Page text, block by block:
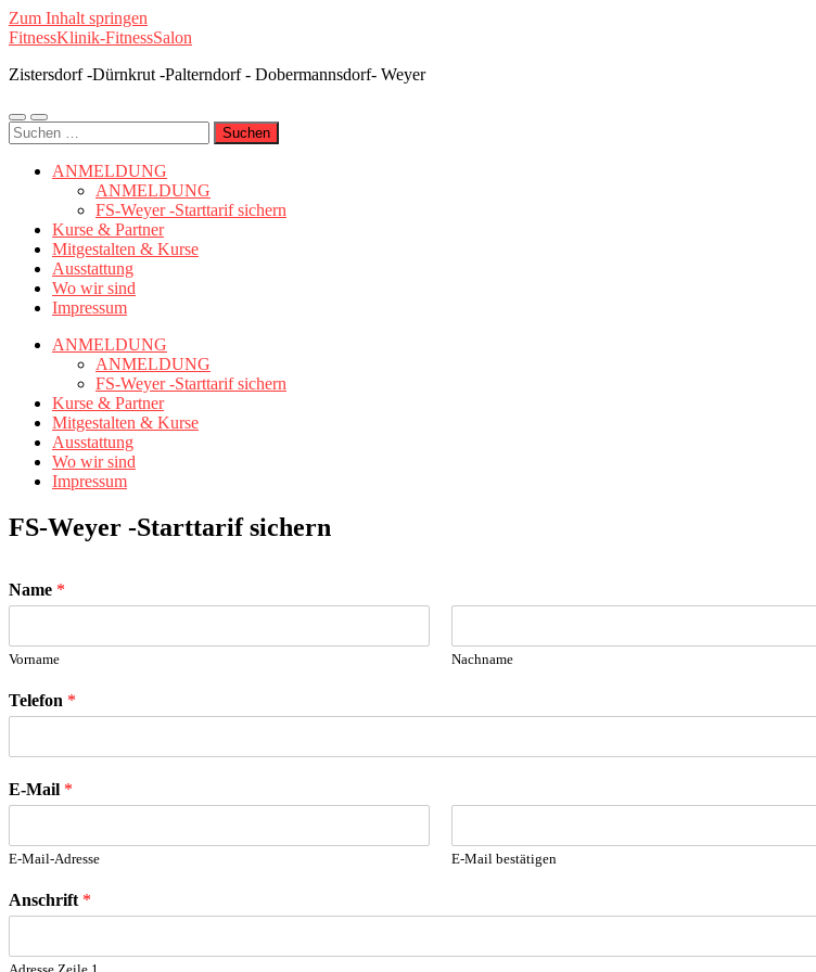
Zum Inhalt springen
FitnessKlinik-FitnessSalon
Zistersdorf -Dürnkrut -Palterndorf - Dobermannsdorf- Weyer
Mobile-
Menü
Suchfeld
ein-/ausblenden
Suchen
nach:
ANMELDUNG
ANMELDUNG
FS-Weyer -Starttarif sichern
Kurse & Partner
Mitgestalten & Kurse
Ausstattung
Wo wir sind
Impressum
ANMELDUNG
ANMELDUNG
FS-Weyer -Starttarif sichern
Kurse & Partner
Mitgestalten & Kurse
Ausstattung
Wo wir sind
Impressum
FS-Weyer -Starttarif sichern
Name *
Vorname Nachname
Telefon *
E-Mail *
E-Mail-Adresse E-Mail bestätigen
Anschrift *